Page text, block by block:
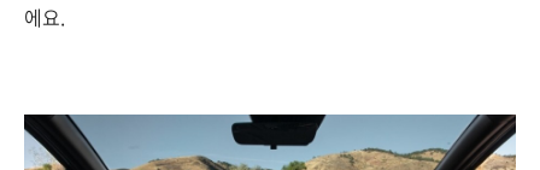
에요.